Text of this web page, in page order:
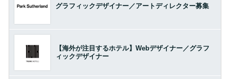
グラフィックデザイナー／アートディレクター募集
【海外が注目するホテル】Webデザイナー／グラフ
ィックデザイナー